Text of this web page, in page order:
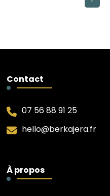
Contact
07 56 88 91 25
hello@berkajera.fr
À propos